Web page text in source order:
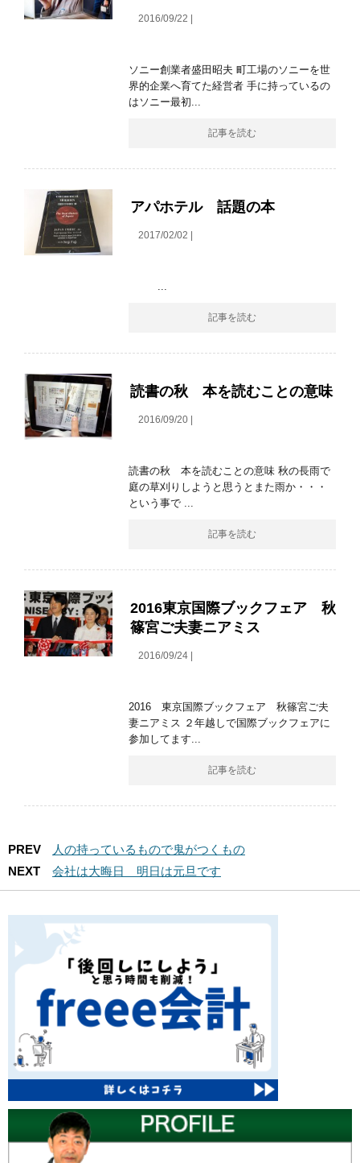
2016/09/22 |
ソニー創業者盛田昭夫 町工場のソニーを世
界的企業へ育てた経営者 手に持っているの
はソニー最初...
記事を読む
アパホテル 話題の本
2017/02/02 |
...
記事を読む
読書の秋 本を読むことの意味
2016/09/20 |
読書の秋 本を読むことの意味 秋の長雨で
庭の草刈りしようと思うとまた雨か・・・
という事で ...
記事を読む
2016東京国際ブックフェア 秋
篠宮ご夫妻ニアミス
2016/09/24 |
2016 東京国際ブックフェア 秋篠宮ご夫
妻ニアミス ２年越しで国際ブックフェアに
参加してます...
記事を読む
PREV
人の持っているもので鬼がつくもの
NEXT
会社は大晦日 明日は元旦です